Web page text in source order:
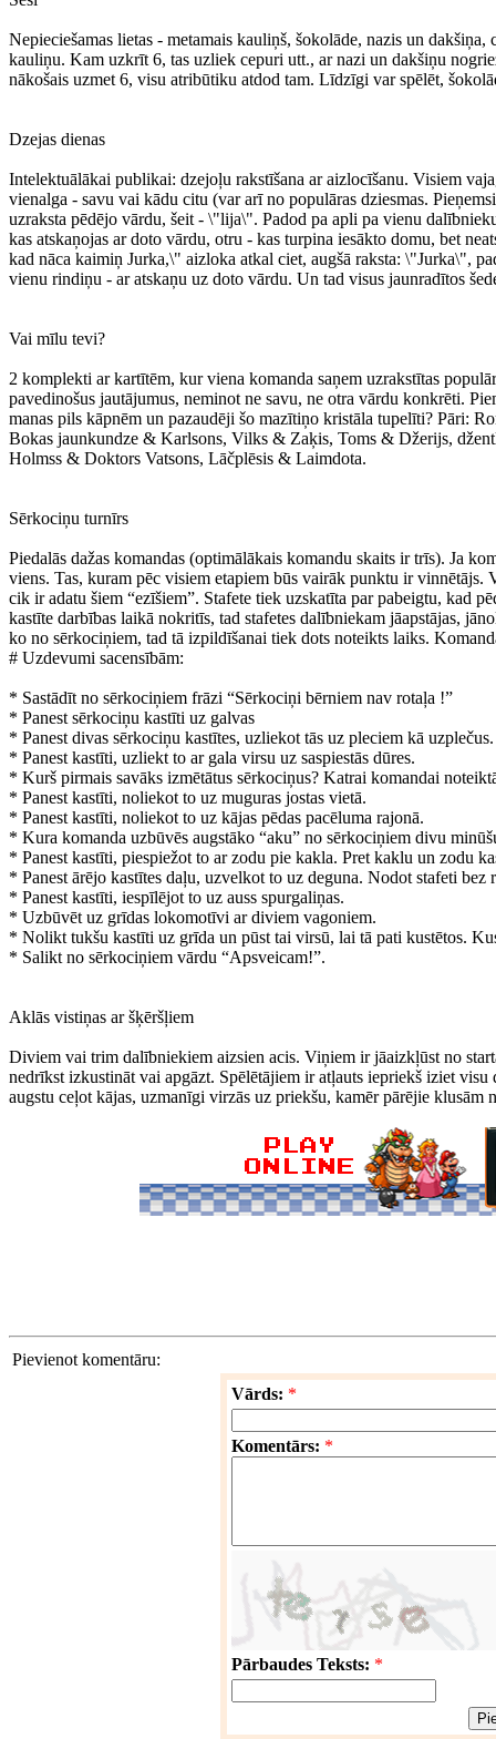
Nepieciešamas lietas - metamais kauliņš, šokolāde, nazis un
kauliņu. Kam uzkrīt 6, tas uzliek cepuri utt., ar nazi un dakšiņu
nākošais uzmet 6, visu atribūtiku atdod tam. Līdzīgi var spēlēt,
Dzejas dienas
Intelektuālākai publikai: dzejoļu rakstīšana ar aizlocīšanu. Visiem
vienalga - savu vai kādu citu (var arī no populāras dziesmas.
uzraksta pēdējo vārdu, šeit - \"lija\". Padod pa apli pa vienu
kas atskaņojas ar doto vārdu, otru - kas turpina iesākto domu, bet
kad nāca kaimiņ Jurka,\" aizloka atkal ciet, augšā raksta: \"Jurka\",
vienu rindiņu - ar atskaņu uz doto vārdu. Un tad visus jaunradītos
Vai mīlu tevi?
2 komplekti ar kartītēm, kur viena komanda saņem uzrakstītas
pavedinošus jautājumus, neminot ne savu, ne otra vārdu konkrēti.
manas pils kāpnēm un pazaudēji šo mazītiņo kristāla tupelīti? Pāri:
Bokas jaunkundze & Karlsons, Vilks & Zaķis, Toms & Džerijs,
Holmss & Doktors Vatsons, Lāčplēsis & Laimdota.
Sērkociņu turnīrs
Piedalās dažas komandas (optimālākais komandu skaits ir trīs). Ja
viens. Tas, kuram pēc visiem etapiem būs vairāk punktu ir vinnētājs.
cik ir adatu šiem “ezīšiem”. Stafete tiek uzskatīta par pabeigtu, kad
kastīte darbības laikā nokritīs, tad stafetes dalībniekam jāapstājas,
ko no sērkociņiem, tad tā izpildīšanai tiek dots noteikts laiks.
# Uzdevumi sacensībām:
* Sastādīt no sērkociņiem frāzi “Sērkociņi bērniem nav rotaļa !”
* Panest sērkociņu kastīti uz galvas
* Panest divas sērkociņu kastītes, uzliekot tās uz pleciem kā uzplečus.
* Panest kastīti, uzliekt to ar gala virsu uz saspiestās dūres.
* Kurš pirmais savāks izmētātus sērkociņus? Katrai komandai
* Panest kastīti, noliekot to uz muguras jostas vietā.
* Panest kastīti, noliekot to uz kājas pēdas pacēluma rajonā.
* Kura komanda uzbūvēs augstāko “aku” no sērkociņiem divu
* Panest kastīti, piespiežot to ar zodu pie kakla. Pret kaklu un zodu
* Panest ārējo kastītes daļu, uzvelkot to uz deguna. Nodot stafeti
* Panest kastīti, iespīlējot to uz auss spurgaliņas.
* Uzbūvēt uz grīdas lokomotīvi ar diviem vagoniem.
* Nolikt tukšu kastīti uz grīda un pūst tai virsū, lai tā pati kustētos.
* Salikt no sērkociņiem vārdu “Apsveicam!”.
Aklās vistiņas ar šķēršļiem
Diviem vai trim dalībniekiem aizsien acis. Viņiem ir jāaizkļūst no
nedrīkst izkustināt vai apgāzt. Spēlētājiem ir atļauts iepriekš iziet
augstu ceļot kājas, uzmanīgi virzās uz priekšu, kamēr pārējie klusām
Pievienot komentāru:
Vārds: *
Komentārs: *
Pārbaudes Teksts: *